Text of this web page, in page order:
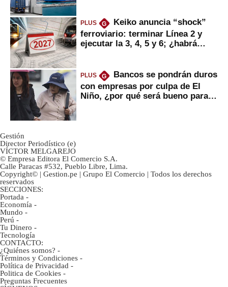
PLUS G
Keiko anuncia “shock”
ferroviario: terminar Línea 2 y
ejecutar la 3, 4, 5 y 6; ¿habrá
PLUS G
Bancos se pondrán duros
con empresas por culpa de El
Niño, ¿por qué será bueno para
Gestión
Director Periodístico (e)
VÍCTOR MELGAREJO
© Empresa Editora El Comercio S.A.
Calle Paracas #532, Pueblo Libre, Lima.
Copyright© | Gestion.pe | Grupo El Comercio | Todos los derechos
reservados
SECCIONES:
Portada -
Economía -
Mundo -
Perú -
Tu Dinero -
Tecnología
CONTACTO:
¿Quiénes somos? -
Términos y Condiciones -
Política de Privacidad -
Politica de Cookies -
Preguntas Frecuentes